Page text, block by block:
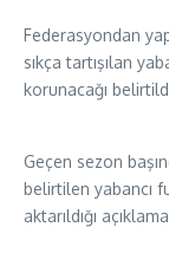
Federasyondan
sıkça tartışılan
korunacağı
Geçen sezon
belirtilen yabancı
aktarıldığı